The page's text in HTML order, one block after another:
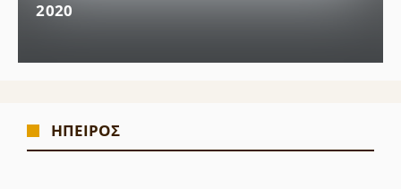
2020
ΗΠΕΙΡΟΣ